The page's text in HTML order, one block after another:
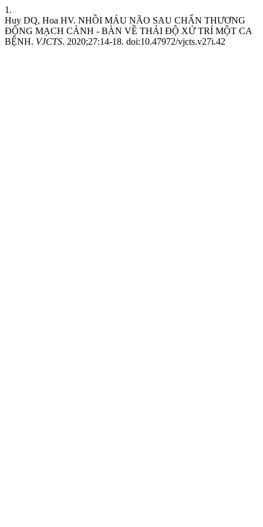
1.
Huy DQ, Hoa HV. NHỒI MÁU NÃO SAU CHẤN THƯƠNG
ĐỘNG MẠCH CẢNH - BÀN VỀ THÁI ĐỘ XỬ TRÍ MỘT CA
BỆNH. VJCTS. 2020;27:14-18. doi:10.47972/vjcts.v27i.42